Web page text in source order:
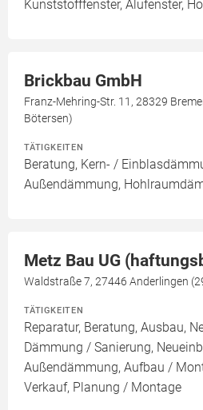
Kunststofffenster, Alufenster,
Brickbau GmbH
Franz-Mehring-Str. 11, 28329
Bötersen)
TÄTIGKEITEN
Beratung, Kern- /
Außendämmung,
Metz Bau UG
Waldstraße 7, 27446 Anderlingen
TÄTIGKEITEN
Reparatur, Beratung, Ausbau,
Dämmung / Sanierung,
Außendämmung, Aufbau /
Verkauf, Planung / Montage